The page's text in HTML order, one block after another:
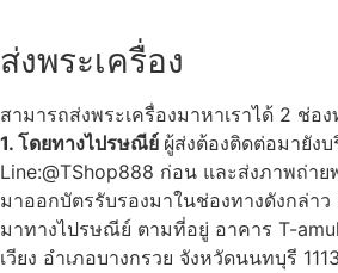
ส่งพระเครื่อง
สามารถส่งพระเครื่องมาหาเราได้ 2 ช่อง
1. โดยทางไปรษณีย์ ผู้ส่งต้องติดต่อมายัง
Line:@TShop888 ก่อน และส่งภาพถ่าย
มาออกบัตรรับรองมาในช่องทางดังกล่าว
มาทางไปรษณีย์ ตามที่อยู่ อาคาร T-
เวียง อำเภอบางกรวย จังหวัดนนทบุรี